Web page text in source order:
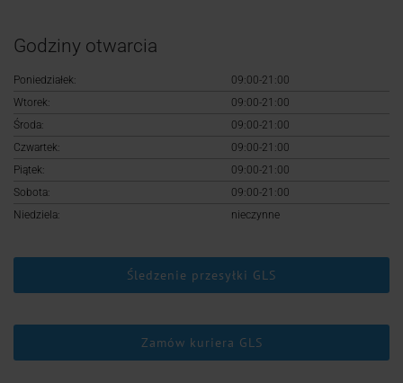
Godziny otwarcia
Poniedziałek:
09:00-21:00
Wtorek:
09:00-21:00
Środa:
09:00-21:00
Czwartek:
09:00-21:00
Piątek:
09:00-21:00
Sobota:
09:00-21:00
Niedziela:
nieczynne
Śledzenie przesyłki GLS
Zamów kuriera GLS